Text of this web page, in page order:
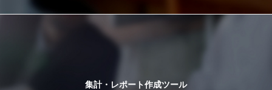
集計・レポート作成ツール